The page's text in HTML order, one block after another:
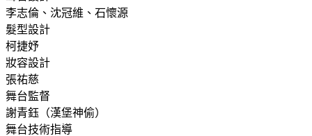
李志倫、沈冠維、石懷源
髮型設計
柯捷妤
妝容設計
張祐慈
舞台監督
謝青鈺（漢堡神偷）
舞台技術指導